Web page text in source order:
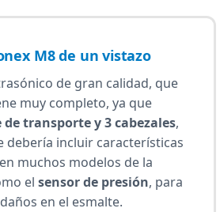
M8 de un vistazo
de gran calidad, que
muy completo, ya que
de transporte y 3 cabezales,
debería incluir características
muchos modelos de la
el sensor de presión, para
en el esmalte.